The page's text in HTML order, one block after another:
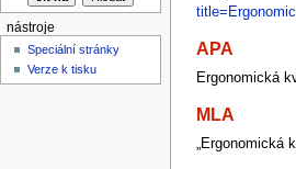
APA
Ergonomická
MLA
„Ergonomická
nástroje
Speciální stránky
Verze k tisku